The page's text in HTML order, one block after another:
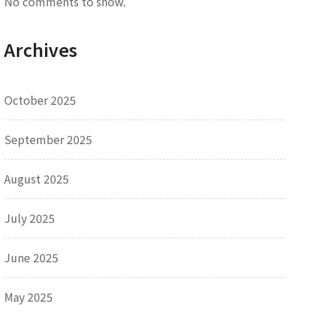
Archives
October 2025
September 2025
August 2025
July 2025
June 2025
May 2025